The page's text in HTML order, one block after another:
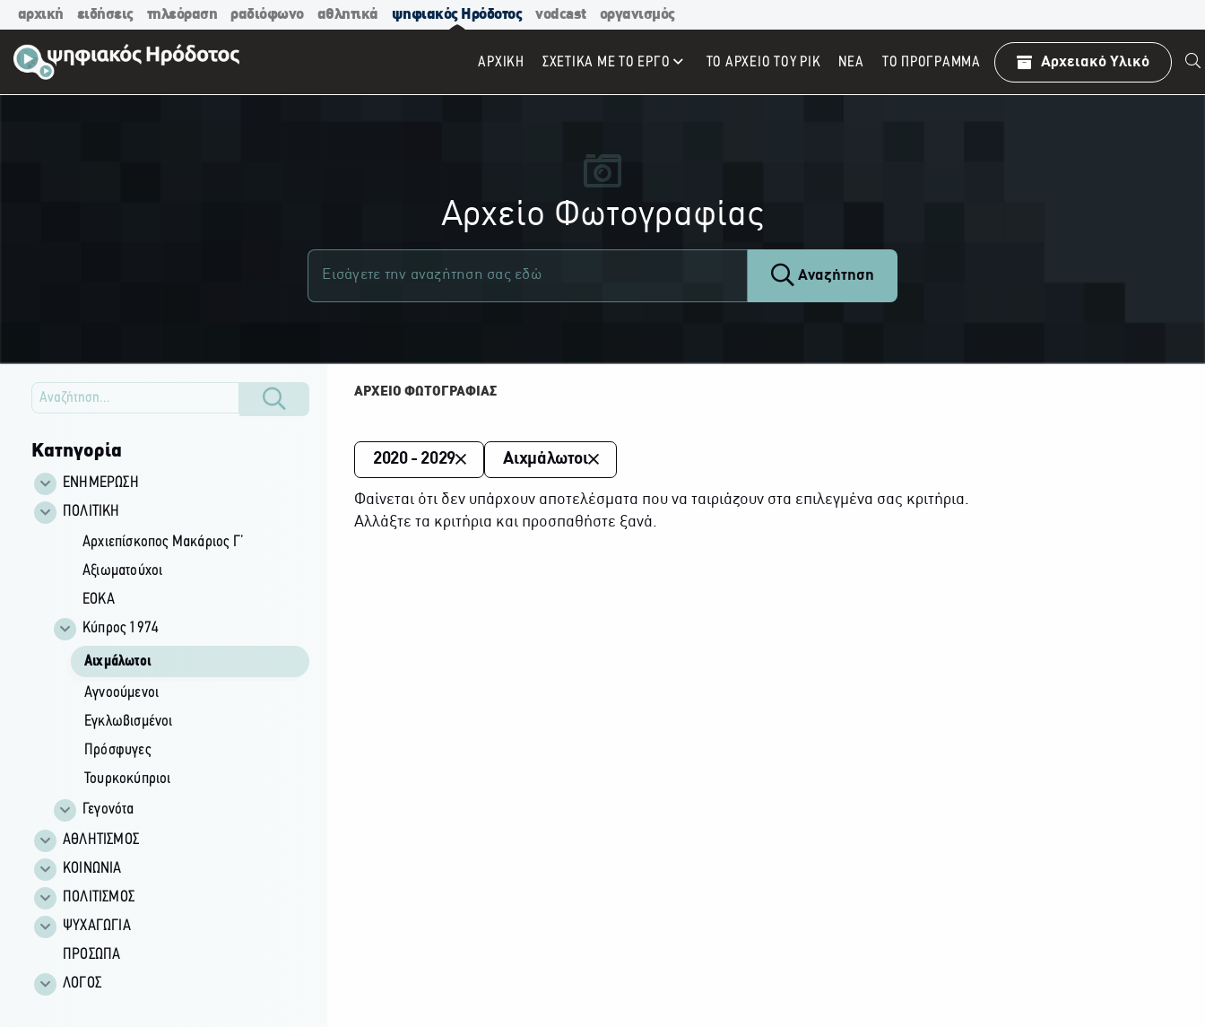
αρχική ειδήσεις τηλεόραση ραδιόφωνο αθλητικά ψηφιακός Ηρόδοτος vodcast οργανισμός
ΑΡΧΙΚΉ ΣΧΕΤΙΚΑ ΜΕ ΤΟ ΕΡΓΟ ΤΟ ΑΡΧΕΙΟ ΤΟΥ ΡΙΚ ΝΕΑ TO ΠΡΌΓΡΑΜΜΑ Αρχειακό Υλικό
Αρχείο Φωτογραφίας
Αναζήτηση
Κατηγορία
ΕΝΗΜΕΡΩΣΗ
ΠΟΛΙΤΙΚΗ
Αρχιεπίσκοπος Μακάριος Γ’
Αξιωματούχοι
ΕΟΚΑ
Κύπρος 1974
Αιχμάλωτοι
Αγνοούμενοι
Εγκλωβισμένοι
Πρόσφυγες
Τουρκοκύπριοι
Γεγονότα
ΑΘΛΗΤΙΣΜΟΣ
ΚΟΙΝΩΝΙΑ
ΠΟΛΙΤΙΣΜΟΣ
ΨΥΧΑΓΩΓΙΑ
ΠΡΟΣΩΠΑ
ΛΟΓΟΣ
ΑΡΧΕΙΟ ΦΩΤΟΓΡΑΦΙΑΣ
2020 - 2029 Αιχμάλωτοι
Φαίνεται ότι δεν υπάρχουν αποτελέσματα που να ταιριάζουν στα επιλεγμένα σας κριτήρια.
Αλλάξτε τα κριτήρια και προσπαθήστε ξανά.